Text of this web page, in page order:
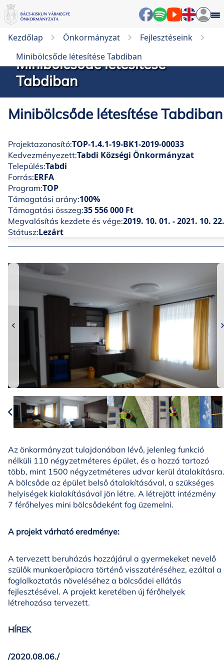
Kezdőlap Önkormányzat
Fejlesztéseink
Minibölcsőde létesítése Tabdiban
Minibölcsőde létesítése
Tabdiban
Minibölcsőde létesítése Tabdiban
Projektazonosító:TOP-1.4.1-19-BK1-2019-00033
Kedvezményezett:Tabdi Községi Önkormányzat
Település:Tabdi
Forrás:ERFA
Program:TOP
Támogatási arány:100%
Támogatási összeg:35 556 000 Ft
Megvalósítás kezdete és vége:2019. 10. 01. - 2021. 10. 22.
Státusz:Lezárt
Az önkormányzat tulajdonában lévő, jelenleg funkció
nélküli 110 négyzetméteres épület, és a hozzá tartozó
több, mint 1500 négyzetméteres udvar kerül átalakításra.
A bölcsőde az épület belső átalakításával, a szükséges
helyiségek kialakításával jön létre. A létrejött intézmény
7 férőhelyes mini bölcsődeként fog üzemelni.
A projekt várható eredménye:
A tervezett beruházás hozzájárul a gyermekeket nevelő
szülők munkaerőpiacra történő visszatéréséhez, ezáltal a
foglalkoztatás növeléséhez a bölcsődei ellátás
fejlesztésével. A projekt keretében új férőhelyek
létrehozása tervezett.
HÍREK
/2020.08.06./